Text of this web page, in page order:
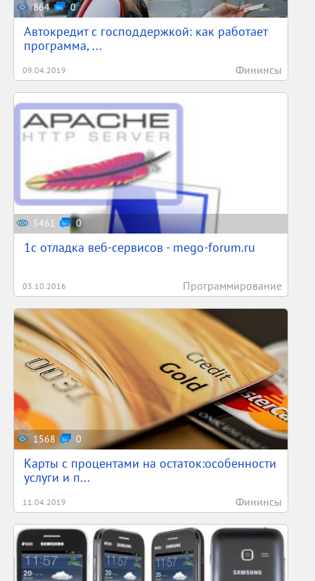
864 0
Автокредит с господдержкой: как работает
программа, ...
09.04.2019 Фининсы
5461 0
1c отладка веб-сервисов - mego-forum.ru
03.10.2016 Программирование
1568 0
Карты с процентами на остаток:особенности
услуги и п...
11.04.2019 Фининсы